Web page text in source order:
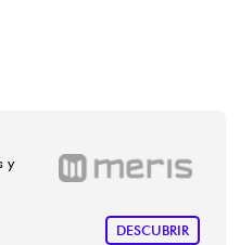
y
DESCUBRIR